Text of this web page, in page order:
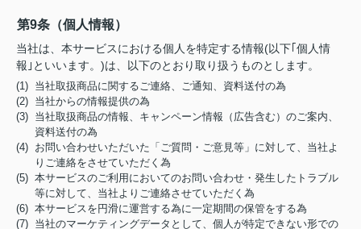
第9条（個人情報）
当社は、本サービスにおける個人を特定する情報(以下｢個人情
報｣といいます。)は、以下のとおり取り扱うものとします。
(1) 当社取扱商品に関するご連絡、ご通知、資料送付の為
(2) 当社からの情報提供の為
(3) 当社取扱商品の情報、キャンペーン情報（広告含む）のご案内、
資料送付の為
(4) お問い合わせいただいた「ご質問・ご意見等」に対して、当社よ
りご連絡をさせていただく為
(5) 本サービスのご利用においてのお問い合わせ・発生したトラブル
等に対して、当社よりご連絡させていただく為
(6) 本サービスを円滑に運営する為に一定期間の保管をする為
(7) 当社のマーケティングデータとして、個人が特定できない形での